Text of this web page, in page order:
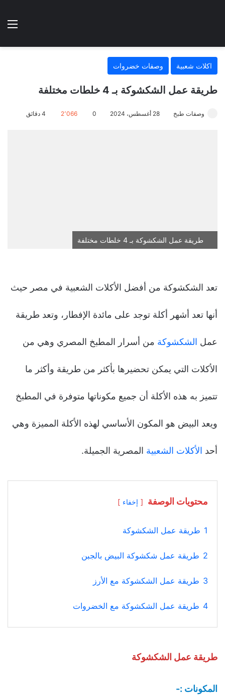
الوضع
اكلات شعبية وصفات خضروات
طريقة عمل الشكشوكة بـ 4 خلطات مختلفة
وصفات طبخ 28 أغسطس، 2024 0 2٬066
طريقة عمل الشكشوكة بـ 4 خلطات مختلفة
تعد الشكشوكة من أفضل الأكلات الشعبية في مصر حيث
أنها تعد أشهر أكلة توجد على مائدة الإفطار، وتعد طريقة
عمل الشكشوكة من أسرار المطبخ المصري وهي من
الأكلات التي يمكن تحضيرها بأكثر من طريقة وأكثر ما
تتميز به هذه الأكلة أن جميع مكوناتها متوفرة في المطبخ
ويعد البيض هو المكون الأساسي لهذه الأكلة المميزة وهي
أحد الأكلات الشعبية المصرية الجميلة.
محتويات الوصفة إخفاء
1 طريقة عمل الشكشوكة
2 طريقة عمل شكشوكة البيض بالجبن
3 طريقة عمل الشكشوكة مع الأرز
4 طريقة عمل الشكشوكة مع الخضروات
طريقة عمل الشكشوكة
المكونات :-